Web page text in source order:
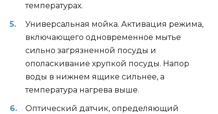
температурах.
Универсальная мойка. Активация режима,
включающего одновременное мытье
сильно загрязненной посуды и
ополаскивание хрупкой посуды. Напор
воды в нижнем ящике сильнее, а
температура нагрева выше.
Оптический датчик, определяющий